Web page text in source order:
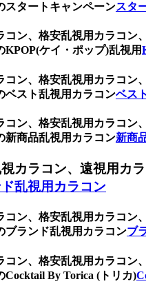
スタートキャンペーンスタ
ン、格安乱視用カラコン
ケイ・ポップ)乱視用
ン、格安乱視用カラコン
ベスト乱視用カラコンベス
ン、格安乱視用カラコン
新商品乱視用カラコン新商
カラコン、遠視用カ
乱視用カラコン
ン、格安乱視用カラコン
ブランド乱視用カラコンブ
ン、格安乱視用カラコン
By Torica (トリカ)